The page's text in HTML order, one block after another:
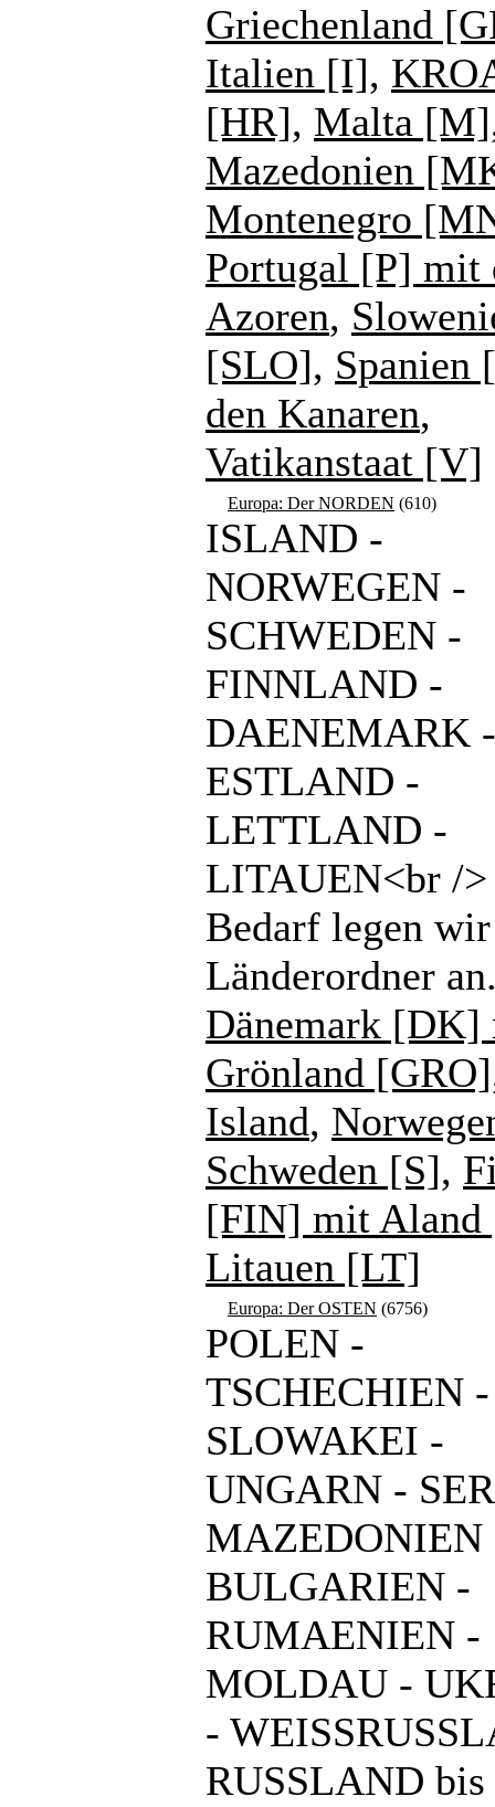
Griechenland
Italien [I],
[HR], Malta [M]
Mazedonien
Montenegro
Portugal [P] mit
Azoren,
[SLO], Spanien
den Kanaren,
Vatikanstaat [V]
Europa: Der NORDEN (610)
ISLAND -
NORWEGEN -
SCHWEDEN -
FINNLAND -
DAENEMARK -
ESTLAND -
LETTLAND -
LITAUEN<br /
Bedarf legen wir
Länderordner
Dänemark [DK]
Grönland [GRO]
Island,
Schweden [S],
[FIN] mit
Litauen [LT]
Europa: Der OSTEN (6756)
POLEN -
TSCHECHIEN -
SLOWAKEI -
UNGARN -
MAZEDONIEN
BULGARIEN -
RUMAENIEN -
MOLDAU -
-
RUSSLAND bis